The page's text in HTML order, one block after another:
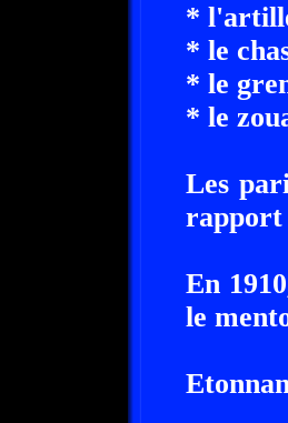
*
* le
* le
* le
Les
rapport
En
le